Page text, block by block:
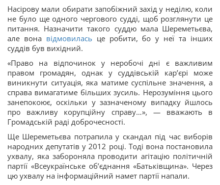
Насірову мали обирати запобіжний захід у неділю, коли
не було ще одного чергового судді, щоб розглянути це
питання. Назначити такого суддю мала Шереметьєва,
але вона відмовилась це робити, бо у неї та інших
суддів був вихідний.
«Право на відпочинок у неробочі дні є важливим
правом громадян, однак у суддівській кар’єрі може
виникнути ситуація, яка матиме суспільне значення, а
справа вимагатиме більших зусиль. Нерозуміння цього
занепокоює, оскільки у зазначеному випадку йшлось
про важливу корупційну справу…», — вважають в
Громадській раді доброчесності.
Ще Шереметьєва потрапила у скандал під час виборів
народних депутатів у 2012 році. Тоді вона постановила
ухвалу, яка забороняла проводити агітацію політичній
партії «Всеукраїнське об’єднання «Батьківщина». Через
цю ухвалу на інформаційний намет партії напали.